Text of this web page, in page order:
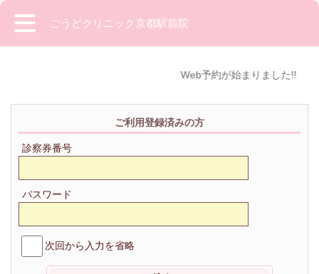
ごうどクリニック京都駅前院
Web予約が始まりました!!
ご利用登録済みの方
診察券番号
パスワード
次回から入力を省略